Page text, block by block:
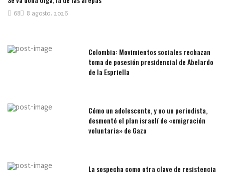
8 agosto, 2026
68
Colombia: Movimientos sociales rechazan
toma de posesión presidencial de Abelardo
de la Espriella
Cómo un adolescente, y no un periodista,
desmontó el plan israelí de «emigración
voluntaria» de Gaza
La sospecha como otra clave de resistencia